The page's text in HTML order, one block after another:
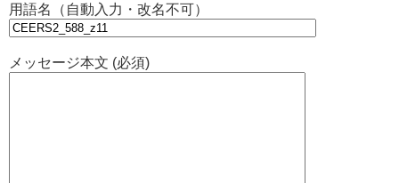
用語名（自動入力・改名不可）
メッセージ本文 (必須)